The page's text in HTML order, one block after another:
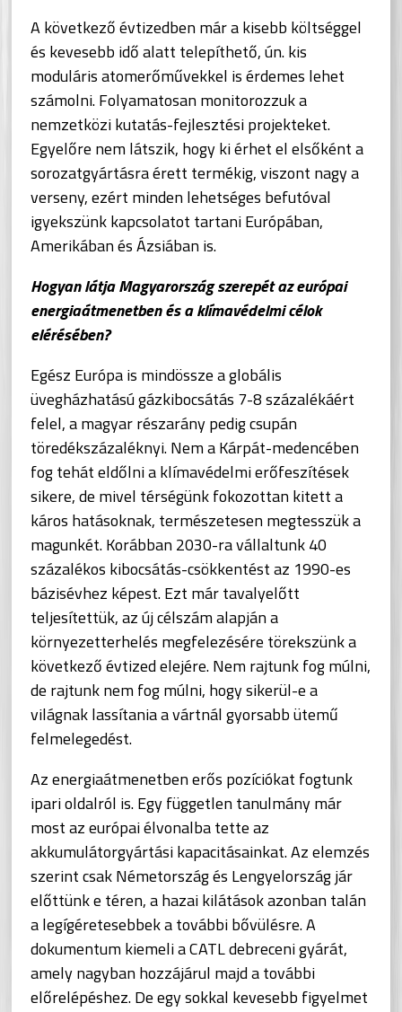
A következő évtizedben már a kisebb költséggel
és kevesebb idő alatt telepíthető, ún. kis
moduláris atomerőművekkel is érdemes lehet
számolni. Folyamatosan monitorozzuk a
nemzetközi kutatás-fejlesztési projekteket.
Egyelőre nem látszik, hogy ki érhet el elsőként a
sorozatgyártásra érett termékig, viszont nagy a
verseny, ezért minden lehetséges befutóval
igyekszünk kapcsolatot tartani Európában,
Amerikában és Ázsiában is.
Hogyan látja Magyarország szerepét az európai
energiaátmenetben és a klímavédelmi célok
elérésében?
Egész Európa is mindössze a globális
üvegházhatású gázkibocsátás 7-8 százalékáért
felel, a magyar részarány pedig csupán
töredékszázaléknyi. Nem a Kárpát-medencében
fog tehát eldőlni a klímavédelmi erőfeszítések
sikere, de mivel térségünk fokozottan kitett a
káros hatásoknak, természetesen megtesszük a
magunkét. Korábban 2030-ra vállaltunk 40
százalékos kibocsátás-csökkentést az 1990-es
bázisévhez képest. Ezt már tavalyelőtt
teljesítettük, az új célszám alapján a
környezetterhelés megfelezésére törekszünk a
következő évtized elejére. Nem rajtunk fog múlni,
de rajtunk nem fog múlni, hogy sikerül-e a
világnak lassítania a vártnál gyorsabb ütemű
felmelegedést.
Az energiaátmenetben erős pozíciókat fogtunk
ipari oldalról is. Egy független tanulmány már
most az európai élvonalba tette az
akkumulátorgyártási kapacitásainkat. Az elemzés
szerint csak Németország és Lengyelország jár
előttünk e téren, a hazai kilátások azonban talán
a legígéretesebbek a további bővülésre. A
dokumentum kiemeli a CATL debreceni gyárát,
amely nagyban hozzájárul majd a további
előrelépéshez. De egy sokkal kevesebb figyelmet